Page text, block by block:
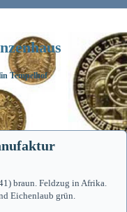
Tempelhof
braun. Feldzug in Afrika.
Eichenlaub grün.